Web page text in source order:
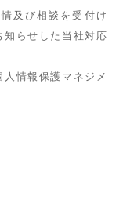
及び相談を受付け
らせした当社対応
情報保護マネジメ